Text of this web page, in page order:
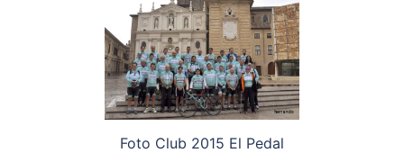
Foto Club 2015 El Pedal